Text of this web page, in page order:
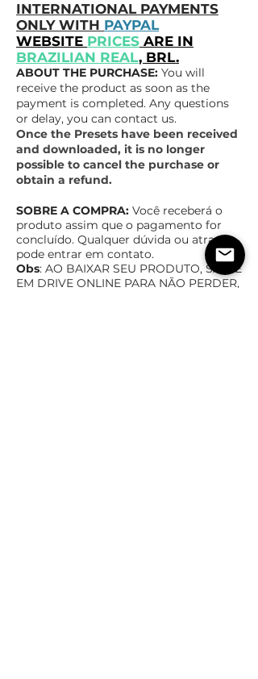
INTERNATIONAL PAYMENTS
ONLY WITH PAYPAL
WEBSITE PRICES ARE IN
BRAZILIAN REAL, BRL.
ABOUT THE PURCHASE: You will
receive the product as soon as the
payment is completed. Any questions
or delay, you can contact us.
Once the Presets have been received
and downloaded, it is no longer
possible to cancel the purchase or
obtain a refund.
SOBRE A COMPRA: Você receberá o
produto assim que o pagamento for
concluído. Qualquer dúvida ou atraso,
pode entrar em contato.
Obs: AO BAIXAR SEU PRODUTO, SALVE
EM DRIVE ONLINE PARA NÃO PERDER,